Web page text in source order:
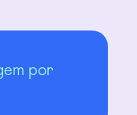
por